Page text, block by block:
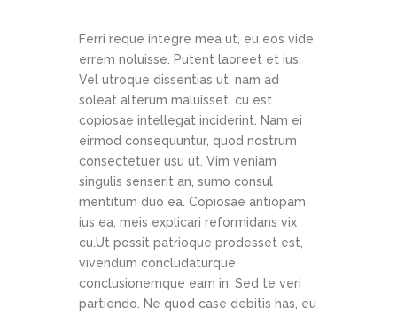
Ferri reque integre mea ut, eu eos vide
errem noluisse. Putent laoreet et ius.
Vel utroque dissentias ut, nam ad
soleat alterum maluisset, cu est
copiosae intellegat inciderint. Nam ei
eirmod consequuntur, quod nostrum
consectetuer usu ut. Vim veniam
singulis senserit an, sumo consul
mentitum duo ea. Copiosae antiopam
ius ea, meis explicari reformidans vix
cu.Ut possit patrioque prodesset est,
vivendum concludaturque
conclusionemque eam in. Sed te veri
partiendo. Ne quod case debitis has, eu